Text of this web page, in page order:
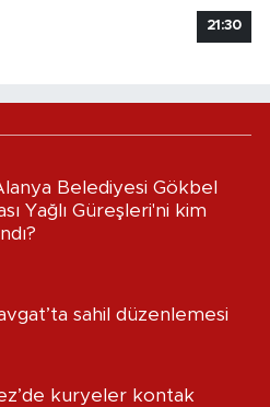
21:30
Belediyesi Gökbel
Yağlı Güreşleri'ni kim
sahil düzenlemesi
kuryeler kontak